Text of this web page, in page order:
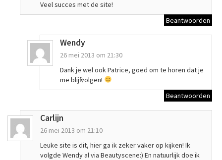
Veel succes met de site!
Beantwoorden
Wendy
26 mei 2013 om 21:30
Dank je wel ook Patrice, goed om te horen dat je
me blijft volgen!
Beantwoorden
Carlijn
26 mei 2013 om 21:10
Leuke site is dit, hier ga ik zeker vaker op kijken! Ik
volgde Wendy al via Beautyscene:) En natuurlijk doe ik